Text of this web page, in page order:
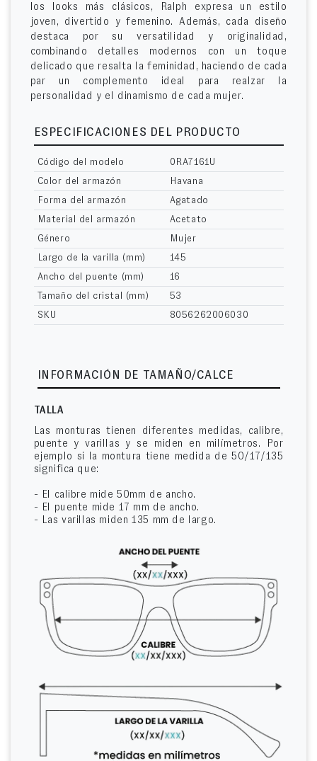
los looks más clásicos, Ralph expresa un estilo
joven, divertido y femenino. Además, cada diseño
destaca por su versatilidad y originalidad,
combinando detalles modernos con un toque
delicado que resalta la feminidad, haciendo de cada
par un complemento ideal para realzar la
personalidad y el dinamismo de cada mujer.
ESPECIFICACIONES DEL PRODUCTO
Código del modelo
0RA7161U
Color del armazón
Havana
Forma del armazón
Agatado
Material del armazón
Acetato
Género
Mujer
Largo de la varilla (mm)
145
Ancho del puente (mm)
16
Tamaño del cristal (mm)
53
SKU
8056262006030
INFORMACIÓN DE TAMAÑO/CALCE
TALLA
Las monturas tienen diferentes medidas, calibre,
puente y varillas y se miden en milímetros. Por
ejemplo si la montura tiene medida de 50/17/135
significa que:
- El calibre mide 50mm de ancho.
- El puente mide 17 mm de ancho.
- Las varillas miden 135 mm de largo.